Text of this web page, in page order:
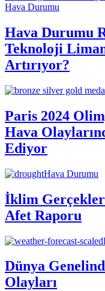
Hava Durumu
Hava Durumu
Teknoloji
Artırıyor?
Paris 2024
Hava
Ediyor
Hava Durumu
İklim
Afet Raporu
Dünya
Olayları